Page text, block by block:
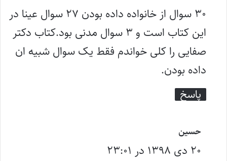
ت
:
۳۰ سوال از خانواده داده بودن ۲۷ سوال عینا در
این کتاب است و ۳ سوال مدنی بود.کتاب دکتر
صفایی را کلی خواندم فقط یک سوال شبیه ان
داده بودن.
پاسخ
حسین
ف
۲۰ دی ۱۳۹۸ در ۲۳:۰۱